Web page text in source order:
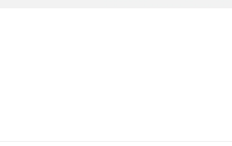
si ha bisogno di un po' più di spazio nella borsa. Questo